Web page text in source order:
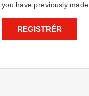
you have previously made.
REGISTRÉR